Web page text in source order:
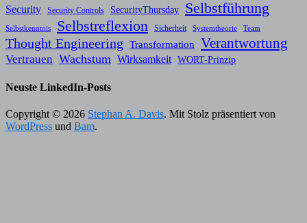
Security Security Controls SecurityThursday Selbstführung
Selbstkenntnis Selbstreflexion Sicherheit Systemtheorie Team
Thought Engineering Transformation Verantwortung
Vertrauen Wachstum Wirksamkeit WORT-Prinzip
Neuste LinkedIn-Posts
Copyright © 2026 Stephan A. Davis. Mit Stolz präsentiert von
WordPress und Bam.